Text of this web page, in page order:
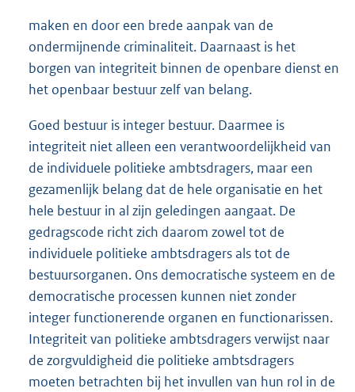
maken en door een brede aanpak van de
ondermijnende criminaliteit. Daarnaast is het
borgen van integriteit binnen de openbare dienst en
het openbaar bestuur zelf van belang.
Goed bestuur is integer bestuur. Daarmee is
integriteit niet alleen een verantwoordelijkheid van
de individuele politieke ambtsdragers, maar een
gezamenlijk belang dat de hele organisatie en het
hele bestuur in al zijn geledingen aangaat. De
gedragscode richt zich daarom zowel tot de
individuele politieke ambtsdragers als tot de
bestuursorganen. Ons democratische systeem en de
democratische processen kunnen niet zonder
integer functionerende organen en functionarissen.
Integriteit van politieke ambtsdragers verwijst naar
de zorgvuldigheid die politieke ambtsdragers
moeten betrachten bij het invullen van hun rol in de